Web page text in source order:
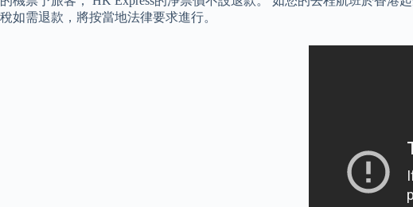
稅如需退款，將按當地法律要求進行。